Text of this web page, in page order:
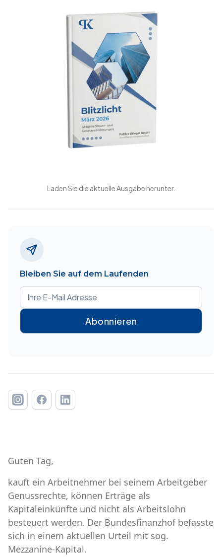
Laden Sie die aktuelle Ausgabe herunter.
Bleiben Sie auf dem Laufenden
Guten Tag,
kauft ein Arbeitnehmer bei seinem Arbeitgeber
Genussrechte, können Erträge als
Kapitaleinkünfte und nicht als Arbeitslohn
besteuert werden. Der Bundesfinanzhof befasste
sich in einem aktuellen Urteil mit sog.
Mezzanine-Kapital.